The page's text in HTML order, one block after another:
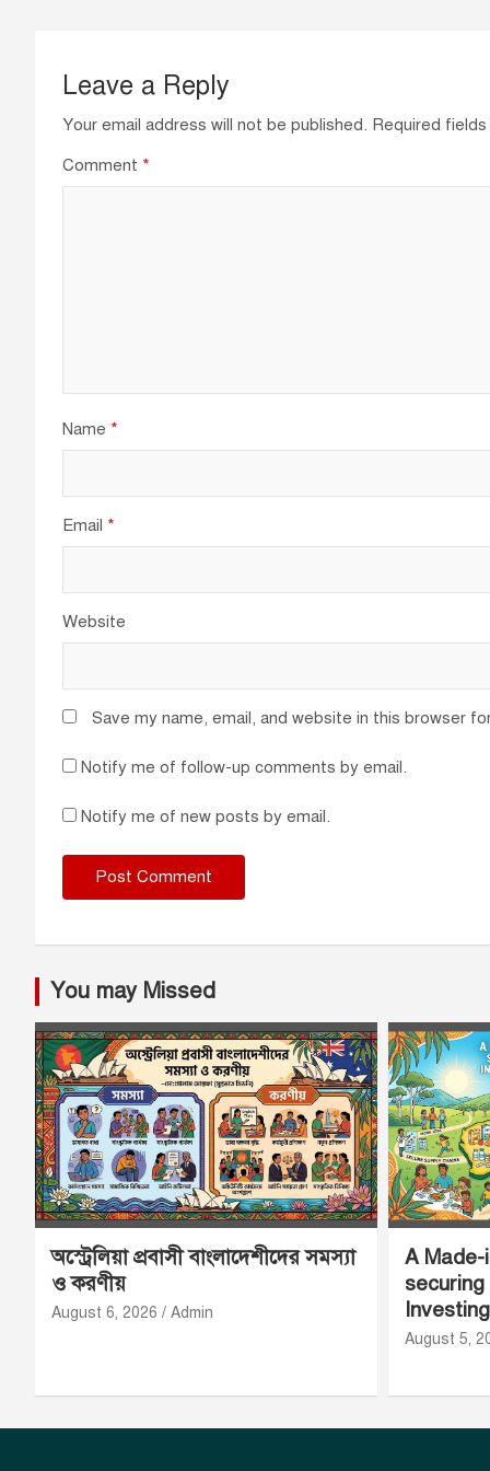
Leave a Reply
Your email address will not be published. Required fields
Comment *
Name *
Email *
Website
Save my name, email, and website in this browser
Notify me of follow-up comments by email.
Notify me of new posts by email.
You may Missed
অস্ট্রেলিয়া প্রবাসী বাংলাদেশীদের সমস্যা
ও করণীয়
August 6, 2026 Admin
A
August 5,